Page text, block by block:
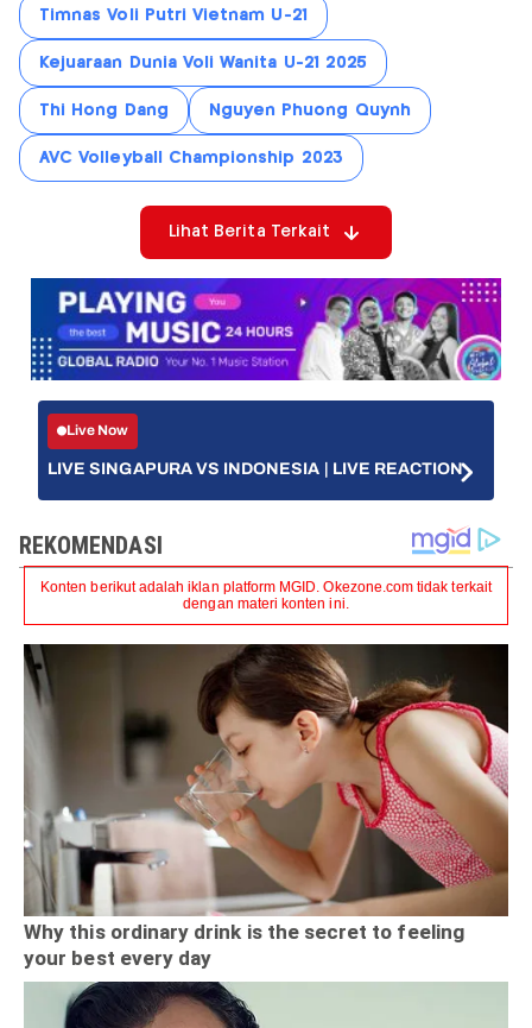
Timnas Voli Putri Vietnam U-21
Kejuaraan Dunia Voli Wanita U-21 2025
Thi Hong Dang Nguyen Phuong Quynh
AVC Volleyball Championship 2023
Lihat Berita Terkait
Live Now
LIVE SINGAPURA VS INDONESIA | LIVE REACTION